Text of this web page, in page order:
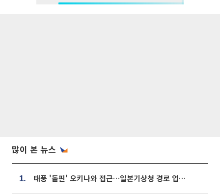
많이 본 뉴스
1. 태풍 '돌핀' 오키나와 접근…일본기상청 경로 업데이트